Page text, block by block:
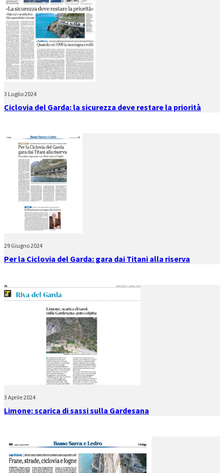
3 Luglio 2024
Ciclovia del Garda: la sicurezza deve restare la priorità
29 Giugno 2024
Per la Ciclovia del Garda: gara dai Titani alla riserva
3 Aprile 2024
Limone: scarica di sassi sulla Gardesana